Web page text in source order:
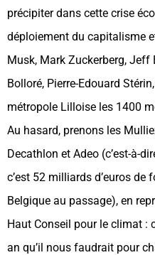
précipiter dans cette crise
déploiement du capitalisme
Musk, Mark Zuckerberg, Jeff
Bolloré, Pierre-Edouard
métropole Lilloise les 1400
Au hasard, prenons les
Decathlon et Adeo (c’est-à-
c’est 52 milliards d’euros de
Belgique au passage), en
Haut Conseil pour le climat :
an qu’il nous faudrait pour